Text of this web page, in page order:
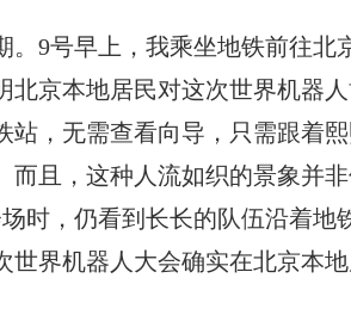
。9号早上，我乘坐地铁前往北
北京本地居民对这次世界机器
，无需查看向导，只需跟着
且，这种人流如织的景象并
时，仍看到长长的队伍沿着地
界机器人大会确实在北京本